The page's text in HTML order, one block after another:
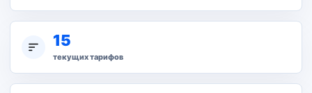
15
текущих тарифов